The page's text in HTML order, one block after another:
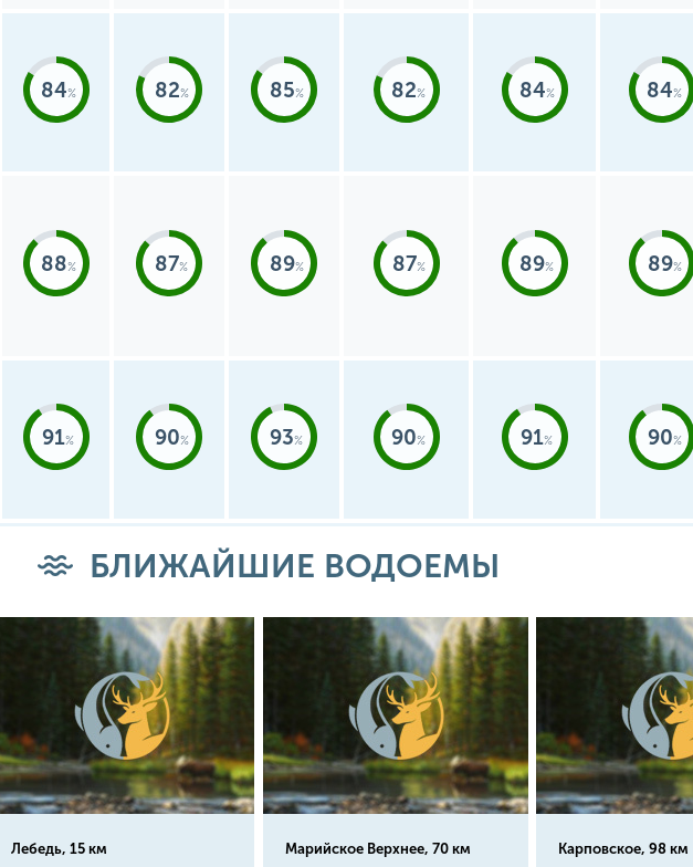
84 82 85 82 84 84
88 87 89 87 89 89
91 90 93 90 91 90
БЛИЖАЙШИЕ ВОДОЕМЫ
Лебедь, 15 км
Марийское Верхнее, 70 км
Карповское, 98 км